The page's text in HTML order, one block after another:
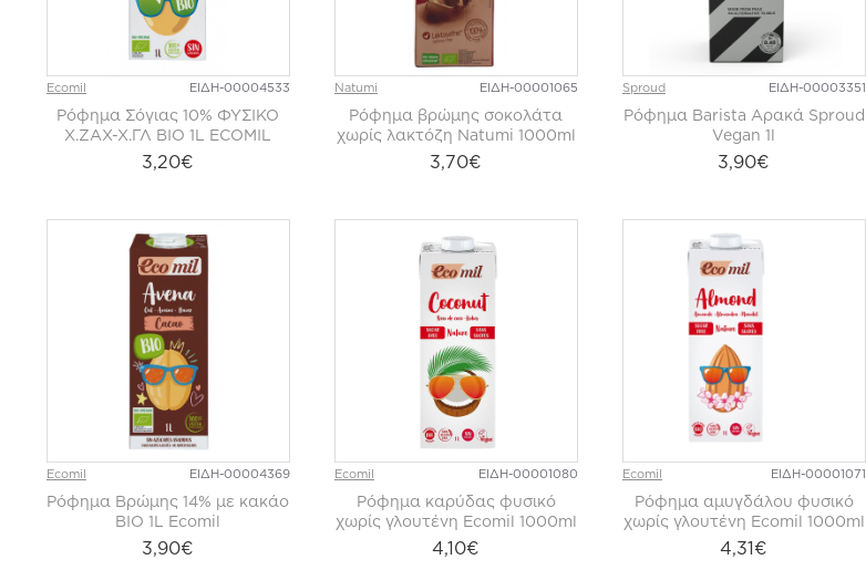
Ecomil ΕΙΔΗ-00004533
Ρόφημα Σόγιας 10% ΦΥΣΙΚΟ
Χ.ΖΑΧ-Χ.ΓΛ ΒΙΟ 1L ECOMIL
3,20€
Natumi ΕΙΔΗ-00001065
Ρόφημα βρώμης σοκολάτα
χωρίς λακτόζη Natumi 1000ml
3,70€
Sproud ΕΙΔΗ-00003351
Ρόφημα Barista Αρακά Sproud
Vegan 1l
3,90€
Ecomil ΕΙΔΗ-00004369
Ρόφημα Βρώμης 14% με κακάο
ΒΙΟ 1L Ecomil
3,90€
Ecomil ΕΙΔΗ-00001080
Ρόφημα καρύδας φυσικό
χωρίς γλουτένη Ecomil 1000ml
4,10€
Ecomil ΕΙΔΗ-00001071
Ρόφημα αμυγδάλου φυσικό
χωρίς γλουτένη Ecomil 1000ml
4,31€